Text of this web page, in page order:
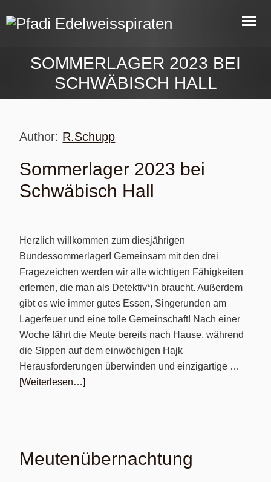
SOMMERLAGER 2023 BEI
SCHWÄBISCH HALL
Author: R.Schupp
Sommerlager 2023 bei
Schwäbisch Hall
Herzlich willkommen zum diesjährigen
Bundessommerlager! Gemeinsam mit den drei
Fragezeichen werden wir alle wichtigen Fähigkeiten
erlernen, die man als Detektiv*in braucht. Außerdem
gibt es wie immer gutes Essen, Singerunden am
Lagerfeuer und eine tolle Gemeinschaft! Nach einer
Woche fährt die Meute bereits nach Hause, während
die Sippen auf dem einwöchigen Hajk
Herausforderungen überwinden und einzigartige …
[Weiterlesen…]
Meutenübernachtung